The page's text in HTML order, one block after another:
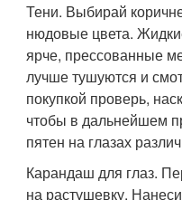
Тени. Выбирай
нюдовые цвета.
ярче, прессованные
лучше тушуются и
покупкой проверь,
чтобы в дальнейшем
пятен на глазах
Карандаш для глаз.
на растушевку.